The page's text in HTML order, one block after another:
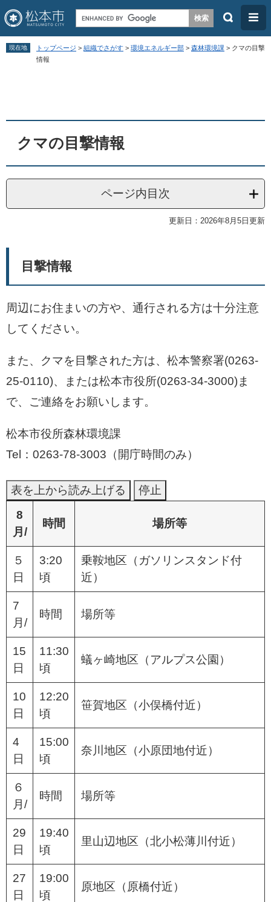
ペ
す
。
メ
し
て
検
メ
ニ
ュ
現在地 トップページ > 組織でさがす > 環境エネルギー部 > 森林環境課 > クマの目撃
情報
クマの目撃情報
ページ内目次
更新日：2026年8月5日更新
目撃情報
周辺にお住まいの方や、通行される方は十分注意
してください。
また、クマを目撃された方は、松本警察署(0263-
25-0110)、または松本市役所(0263-34-3000)ま
で、ご連絡をお願いします。
松本市役所森林環境課
Tel：0263-78-3003（開庁時間のみ）
表を上から読み上げる
停止
8
月/
時間 場所等
５
日
3:20
頃
乗鞍地区（ガソリンスタンド付
近）
7
月/
時間 場所等
15
日
11:30
頃
蟻ヶ崎地区（アルプス公園）
10
日
12:20
頃
笹賀地区（小俣橋付近）
4
日
15:00
頃
奈川地区（小原団地付近）
６
月/
時間 場所等
29
日
19:40
頃
里山辺地区（北小松薄川付近）
27
日
19:00
頃
原地区（原橋付近）